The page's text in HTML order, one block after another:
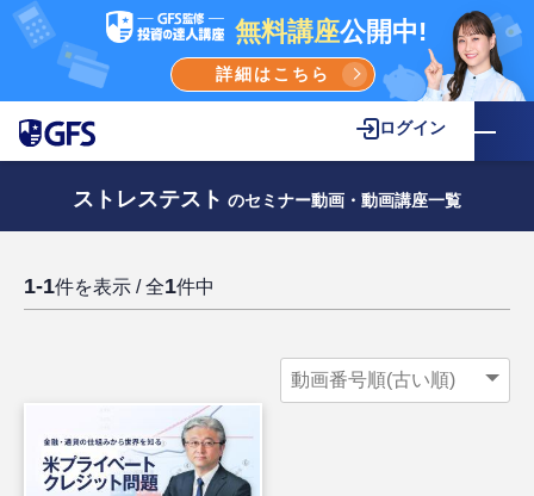
無料講座公開中!
詳細はこちら
ログイン
ストレステスト のセミナー動画・動画講座一覧
1-1件を表示 / 全1件中